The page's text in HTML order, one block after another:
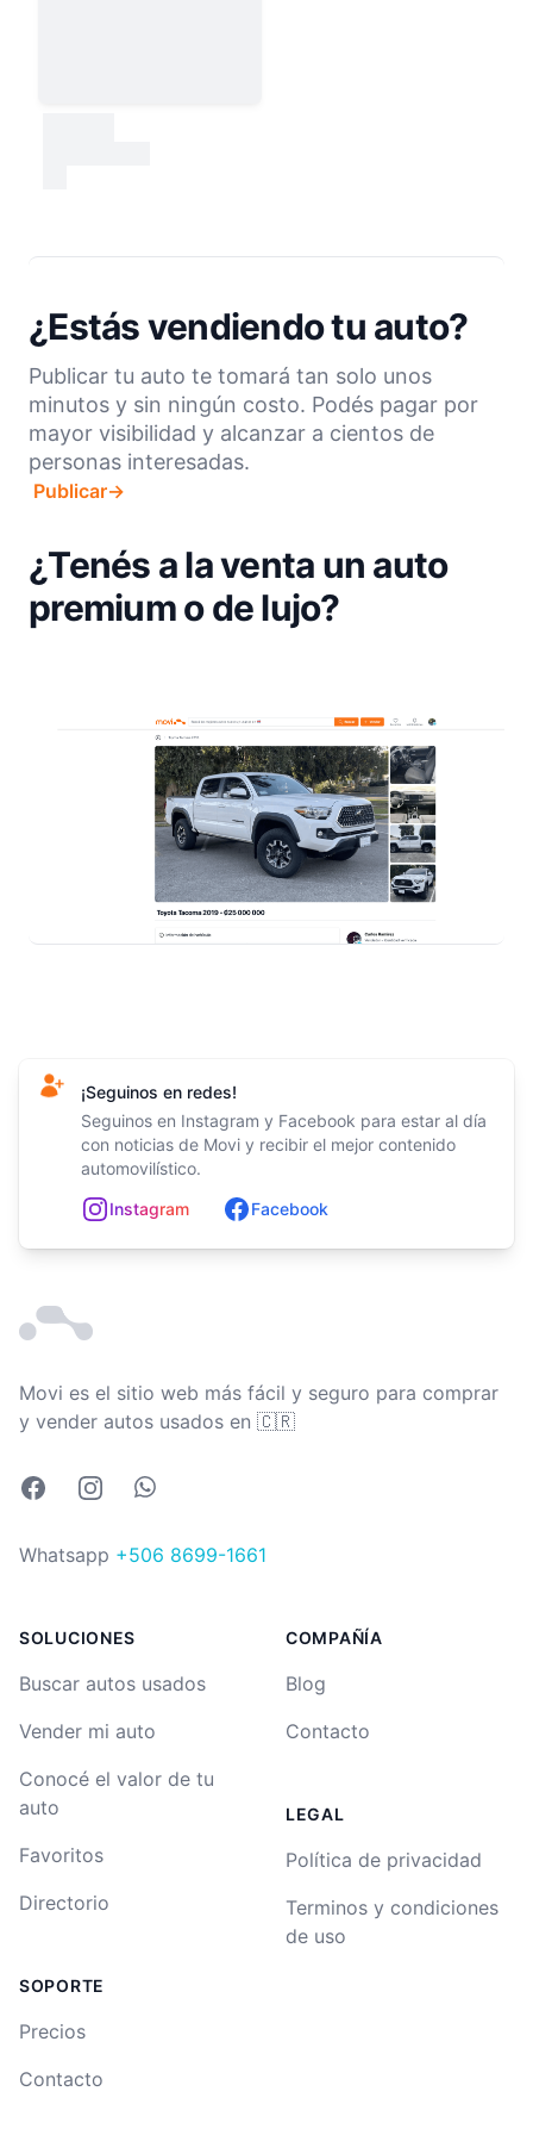
¿Estás vendiendo tu auto?
Publicar tu auto te tomará tan solo unos
minutos y sin ningún costo. Podés pagar por
mayor visibilidad y alcanzar a cientos de
personas interesadas.
Publicar→
¿Tenés a la venta un auto
premium o de lujo?
¡Seguinos en redes!
Seguinos en Instagram y Facebook para estar al día
con noticias de Movi y recibir el mejor contenido
automovilístico.
Instagram Facebook
Movi es el sitio web más fácil y seguro para comprar
y vender autos usados en Costa Rica
🇨🇷
FacebookInstagramWhatsapp
Whatsapp +506 8699-1661
SOLUCIONES
Buscar autos usados
Vender mi auto
Conocé el valor de tu
auto
Favoritos
Directorio
SOPORTE
Precios
Contacto
COMPAÑÍA
Blog
Contacto
LEGAL
Política de privacidad
Terminos y condiciones
de uso